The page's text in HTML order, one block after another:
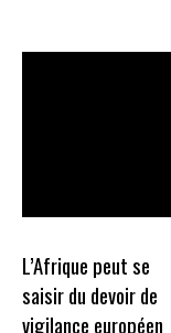
L’Afrique peut se
saisir du devoir de
vigilance européen